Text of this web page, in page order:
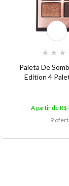
★ ★ ★
Paleta De
Edition 4
A partir de R$
9